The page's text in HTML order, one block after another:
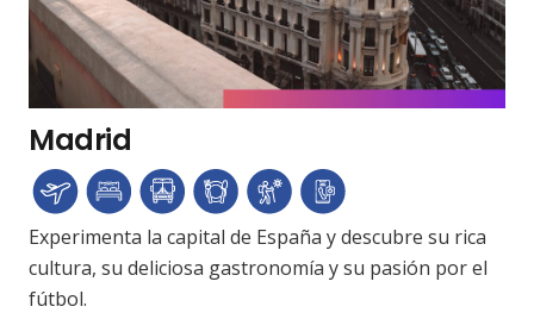
Madrid
Experimenta la capital de España y descubre su rica
cultura, su deliciosa gastronomía y su pasión por el
fútbol.